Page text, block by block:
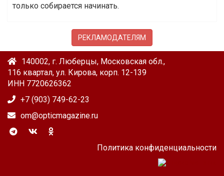
только собирается начинать.
РЕКЛАМОДАТЕЛЯМ
140002, г. Люберцы, Московская обл.,
116 квартал, ул. Кирова, корп. 12-139
ИНН 7720626362
+7 (903) 749-62-23
om@opticmagazine.ru
Политика конфиденциальности